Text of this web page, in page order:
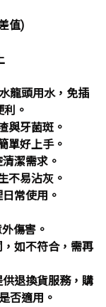
值)
龍頭用水，免插
。
與牙菌斑。
單好上手。
潔需求。
不易沾灰。
常使用。
傷害。
如不符合，需再
退換貨服務，購
否適用。